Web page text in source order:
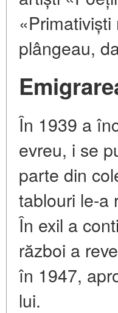
plângeau,
În 1939 a
evreu, i se
parte din
tablouri le-a
În exil a
război a
în 1947,
lui.